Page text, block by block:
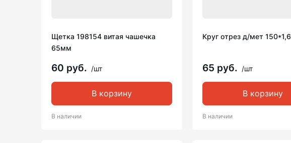
Щетка 198154 витая чашечка
65мм
60 руб. /шт
В корзину
В наличии
Круг отрез д/мет 150*1,6
65 руб. /шт
В корзину
В наличии